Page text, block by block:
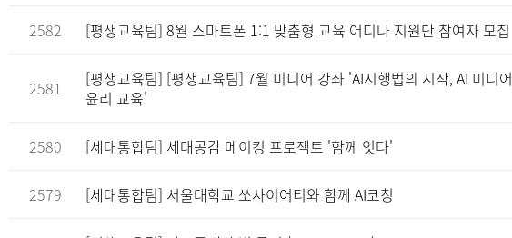
2582 [평생교육팀] 8월 스마트폰 1:1 맞춤형 교육 어디나 지원단 참여자 모집
2581
[평생교육팀] [평생교육팀] 7월 미디어 강좌 'AI시행법의 시작, AI 미디어
윤리 교육'
2580 [세대통합팀] 세대공감 메이킹 프로젝트 '함께 잇다'
2579 [세대통합팀] 서울대학교 쏘사이어티와 함께 AI코칭